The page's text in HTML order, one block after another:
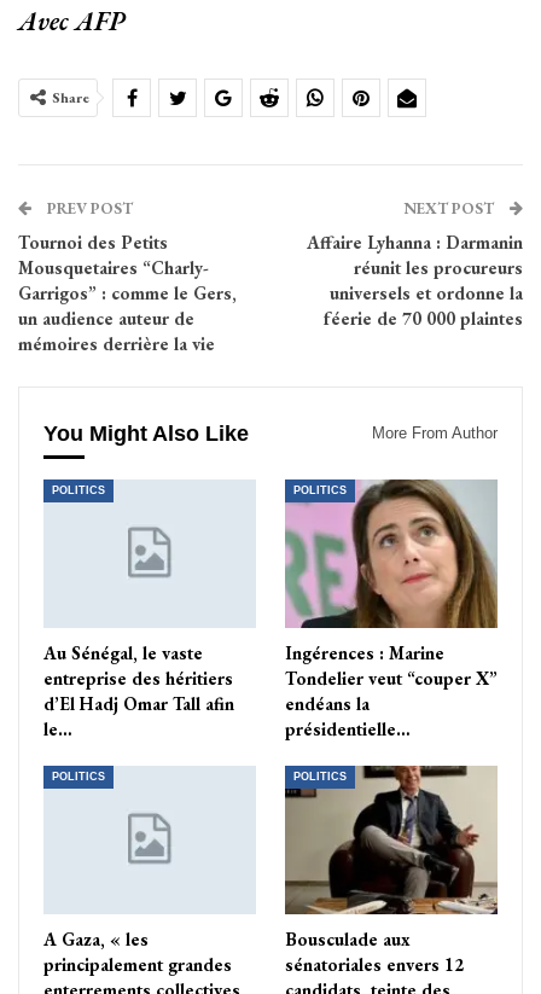
Avec AFP
Share
PREV POST
Tournoi des Petits
Mousquetaires “Charly-
Garrigos” : comme le Gers,
un audience auteur de
mémoires derrière la vie
NEXT POST
Affaire Lyhanna : Darmanin
réunit les procureurs
universels et ordonne la
féerie de 70 000 plaintes
You Might Also Like More From Author
POLITICS
Au Sénégal, le vaste
entreprise des héritiers
d’El Hadj Omar Tall afin
le…
POLITICS
Ingérences : Marine
Tondelier veut “couper X”
endéans la
présidentielle…
POLITICS
A Gaza, « les
principalement grandes
POLITICS
Bousculade aux
sénatoriales envers 12